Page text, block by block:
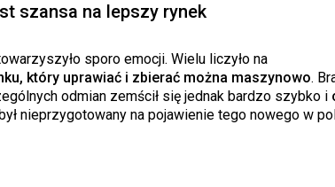
szansa na lepszy rynek
sporo emocji. Wielu liczyło na
który uprawiać i zbierać można maszynowo.
odmian zemścił się jednak bardzo szybko i
nieprzygotowany na pojawienie tego nowego w